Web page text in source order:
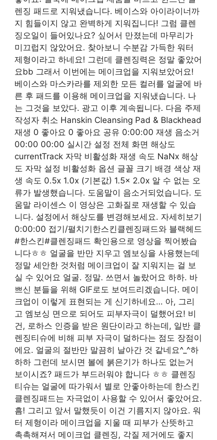
렌징 패드로 지워냈습니다. 베이스와 아이라이너까
지 힘들이지 않고 완벽하게 지워집니다! 그럼 클렌
징오일이 들어있나요? 싶어서 만졌는데 마무리가
미끄럽지 않았어요. 찾아보니 수분감 가득한 워터
제형이라고 하네요! 그런데 클렌징력은 정말 좋았어
요bb 그래서 이번에는 메이크업을 지워보았어요!
베이스와 마스카라를 제외한 모든 컬러를 얼굴에 바
른 후 패드를 이용해 메이크업을 지워냈습니다. 나
는 그것을 보았다. 광고 이후 계속됩니다. 다음 주제
작성자 취소 Hanskin Cleansing Pad & Blackhead
재생 0 좋아요 0 좋아요 공유 0:00:00 재생 음소거
00:00 00:00 실시간 설정 전체 화면 해상도
currentTrack 자막 비활성화 재생 속도 NaNx 해상
도 자막 설정 비활성화 옵션 글꼴 크기 배경 색상 재
생 속도 0.5x 1.0x (기본값) 1.5x 2.0x 알 수 없는 오
류가 발생했습니다. 도움말이 음소거되었습니다. 도
움말 라이센스 이 영상은 고화질로 재생할 수 있습
니다. 설정에서 해상도를 변경해보세요. 자세히보기
0:00:00 접기/펼치기한스킨클렌징패드와 블랙헤드
#한스킨#클렌징패드 확인용으로 영상을 찍어봤습
니다ㅎㅎ 얼굴을 반만 지우고 엠보싱을 사용했는데
정말 세안한 것처럼 메이크업이 잘 지워지는 걸 보
실 수 있어요 얼굴. 정말. 쓰면서 놀랐어요 하하. 바
쁘신 분들을 위해 GIF로도 보여드리겠습니다. 메이
크업이 이렇게 표현되는 게 신기하네요… 아, 그리
고 엠보싱 면으로 되어도 피부자극이 덜했어요! 비
건, 로하스 인증을 받은 원단이라고 하는데, 일반 클
렌징티슈에 비해 피부 자극이 덜하다는 점도 장점이
에요. 얼굴의 절반만 말끔히 날아간 것 같네요^_^하
하하 그런데 보시면 볼에 붉은기가 하나도 없는거
보이시죠? 패드가 부드러워야 합니다 ㅎㅎ 클렌징
티슈는 얼굴에 따가워서 별로 안좋아하는데 한스킨
클렌징패드는 자극없이 사용할 수 있어서 좋았어요.
흠! 그리고 앞서 말했듯이 이건 기름지지 않아요. 워
터 제형이라 메이크업을 지울 때 피부가 산뜻하고
촉촉해져서 메이크업 클렌징, 각질 제거에도 좋지